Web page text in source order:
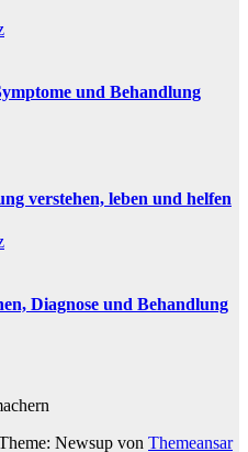
und Behandlung
verstehen, leben und helfen
Diagnose und Behandlung
Newsup von Themeansar